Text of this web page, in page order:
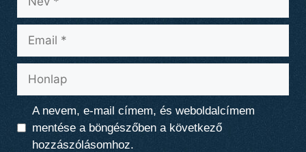
A nevem, e-mail címem, és weboldalcímem
mentése a böngészőben a következő
hozzászólásomhoz.